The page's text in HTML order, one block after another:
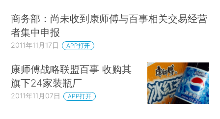
商务部：尚未收到康师傅与百事相关交易经营
者集中申报
2011年11月17日 APP打开
康师傅战略联盟百事 收购其
旗下24家装瓶厂
2011年11月07日 APP打开